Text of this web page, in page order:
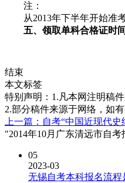
注：
从2013年下半年开始准考
五、领取单科合格证时间
结束
本文标签
特别声明：1.凡本网注明稿
2.部分稿件来源于网络，如
上一篇：自考“中国近现代
"2014年10月广东清远市自
05
2023-03
无锡自考本科报名流程